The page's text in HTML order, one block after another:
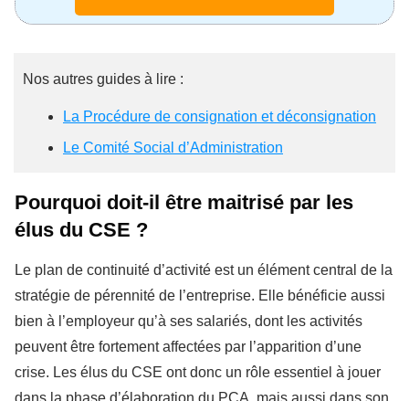
Nos autres guides à lire :
La Procédure de consignation et déconsignation
Le Comité Social d’Administration
Pourquoi doit-il être maitrisé par les
élus du CSE ?
Le plan de continuité d’activité est un élément central de la
stratégie de pérennité de l’entreprise. Elle bénéficie aussi
bien à l’employeur qu’à ses salariés, dont les activités
peuvent être fortement affectées par l’apparition d’une
crise. Les élus du CSE ont donc un rôle essentiel à jouer
dans la phase d’élaboration du PCA, mais aussi dans son